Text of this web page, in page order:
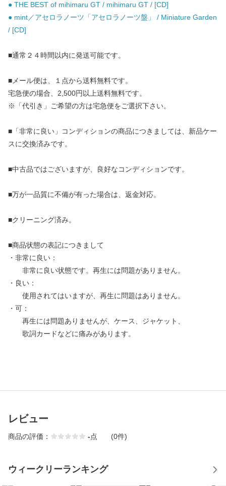
● THE BEST of mihimaru GT / mihimaru GT / [CD]
● mint／アセロラノーツ「アセロラノーツ盤」 / Miniature Garden
/ [CD]
■通常２４時間以内に発送可能です。
■メール便は、１点から送料無料です。
宅急便の場合、2,500円以上送料無料です。
※「代引き」ご希望の方は宅急便をご選択下さい。
■「非常に良い」コンディションの商品につきましては、新品ケー
スに交換済みです。
■中古品ではございますが、良好なコンディションです。
■万が一品質に不備が有った場合は、返金対応。
■クリーニング済み。
■商品状態の表記につきまして
・非常に良い：
非常に良い状態です。再生には問題がありません。
・良い：
使用されてはいますが、再生に問題はありません。
・可：
再生には問題ありませんが、ケース、ジャケット、
歌詞カードなどに痛みがあります。
レビュー
商品の評価： -点 (0件)
ウィークリーランキング